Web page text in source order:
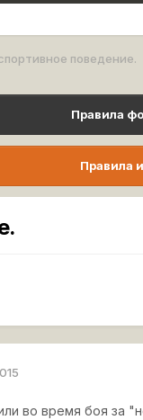
поведение.
Правила
Правила
во время боя за